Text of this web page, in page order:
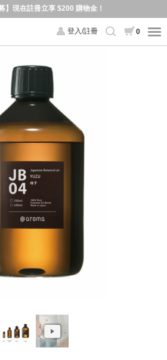
】現在註冊立享 $200 購物金！
登入/註冊 0